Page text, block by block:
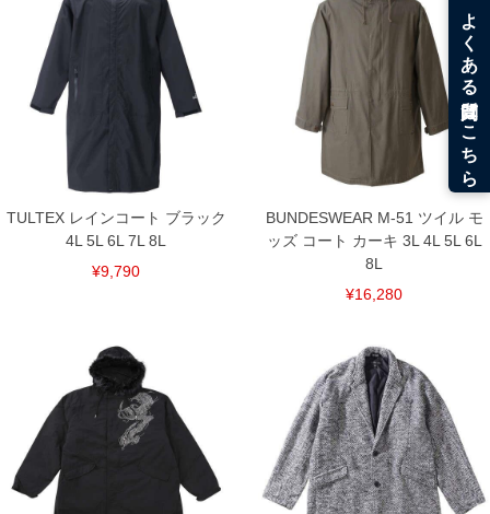
の着用や汚れの付着により効果は低下します。 はっ水が弱くなりました
ら弱い手洗いで汚れを落とし、市販のはっ水スプレーをご使用くださ
■サイズ表
サイズ/バスト/総丈/裾周り/肩幅/袖丈
5L/164/121/174/64/66
7L/180/125/190/68/68
8L/188/127/198/70/69
単位はcm
返品交換希望の方は、商品到着後1週間以内にご連絡ください。
下着(肌着)やワイシャツは商品の性質上、返品交換不可とさせて頂いております。予め
※【ボトムの裾上げをご希望の場合】
裾上げ料金は500円+税となります。
備考欄に股下●cmとご記入下さい。（裾上げ無料対象商品は1本につき税込6,000円以
上の品が対象。1本5,999円以下の商品は有料（500円+税）となります。）
出荷まで約1週間～20日間程お時間を頂く場合がございます。
尚、裾上げした商品は返品・交換不可となりますので、予めご了承下さい。
一部、お直しに対応出来ない商品がございます。(例：裾にファスナーや調節ひもが付
いている、極端なデザインが施されている等)
※商品によって若干のサイズの誤差がございます。また、お客様がご使用の環境（コ
TULTEX レインコート ブラック
4L 5L 6L 7L 8L
¥9,790
BUNDESWEAR M-51 ツイル モ
ッズ コート カーキ 3L 4L 5L 6L
8L
¥16,280